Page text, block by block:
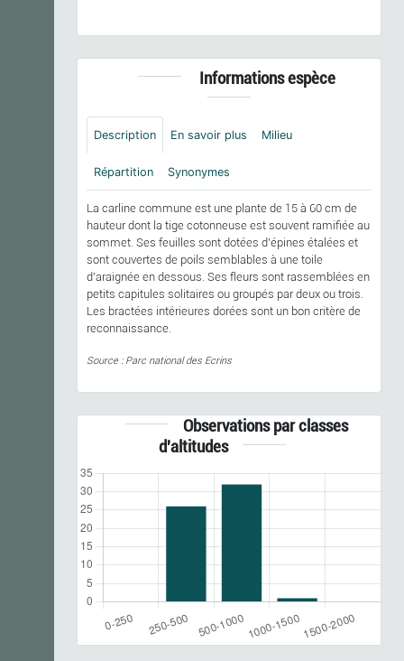
Informations espèce
Description En savoir plus Milieu
Répartition Synonymes
La carline commune est une plante de 15 à 60 cm de
hauteur dont la tige cotonneuse est souvent ramifiée au
sommet. Ses feuilles sont dotées d'épines étalées et
sont couvertes de poils semblables à une toile
d'araignée en dessous. Ses fleurs sont rassemblées en
petits capitules solitaires ou groupés par deux ou trois.
Les bractées intérieures dorées sont un bon critère de
reconnaissance.
Source : Parc national des Ecrins
Observations par classes
d'altitudes